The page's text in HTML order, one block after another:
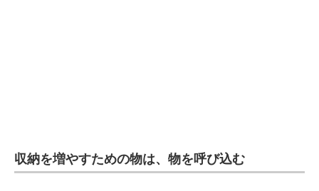
収納を増やすための物は、物を呼び込む